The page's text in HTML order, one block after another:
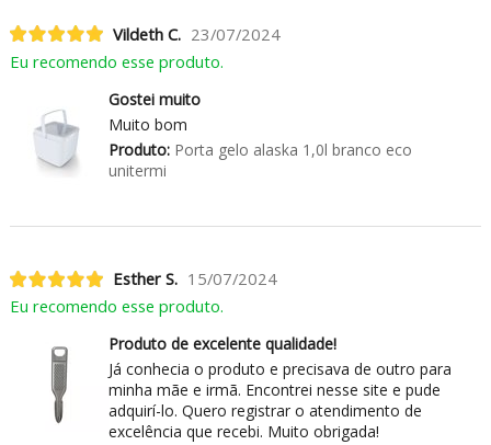
Vildeth C. 23/07/2024
Eu recomendo esse produto.
Gostei muito
Muito bom
Produto:Porta gelo alaska 1,0l branco eco
unitermi
Esther S. 15/07/2024
Eu recomendo esse produto.
Produto de excelente qualidade!
Já conhecia o produto e precisava de outro para
minha mãe e irmã. Encontrei nesse site e pude
adquirí-lo. Quero registrar o atendimento de
excelência que recebi. Muito obrigada!